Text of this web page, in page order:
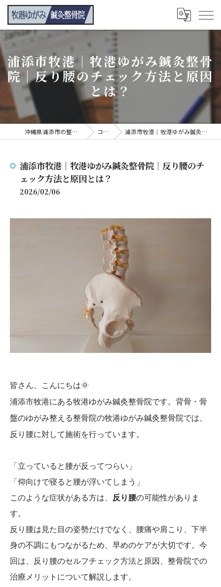
浦添市牧港｜牧港ゆがみ鍼灸整骨
院｜反り腰のチェック方法と原因
とは？
沖縄県浦添市の整骨院なら牧港ゆがみ鍼灸整骨院 コンテンツ 浦添市牧港｜牧港ゆがみ鍼灸整骨院｜反り腰のチェック方法と原因とは？
浦添市牧港｜牧港ゆがみ鍼灸整骨院｜反り腰のチ
ェック方法と原因とは？
2026/02/06
皆さん、こんにちは🌞
浦添市牧港にある牧港ゆがみ鍼灸整骨院です。背骨・骨
盤のゆがみ整える整骨院の牧港ゆがみ鍼灸整骨院では、
反り腰に対して施術を行っています。
「立っていると腰が反ってつらい」
「仰向けで寝ると腰が浮いてしまう」
このような症状がある方は、
反り腰の可能性がありま
す。
反り腰は見た目の姿勢だけでなく、腰痛や肩こり、下半
身の不調にもつながるため、早めのケアが大切です。今
回は、反り腰のセルフチェック方法と原因、整骨院での
治療メリットについて解説します。